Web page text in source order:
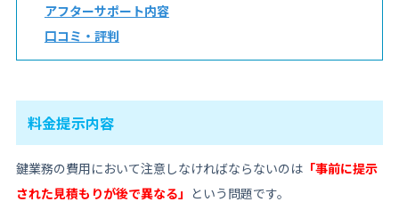
アフターサポート内容
口コミ・評判
料金提示内容
鍵業務の費用において注意しなければならないのは「事前に提示
された見積もりが後で異なる」 という問題です。